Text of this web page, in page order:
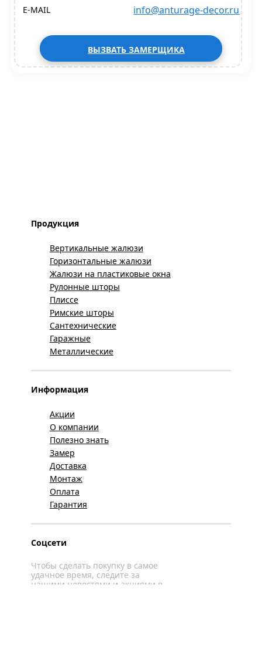
E-MAIL info@anturage-decor.ru
ВЫЗВАТЬ ЗАМЕРЩИКА
Продукция
Вертикальные жалюзи
Горизонтальные жалюзи
Жалюзи на пластиковые окна
Рулонные шторы
Плиссе
Римские шторы
Сантехнические
Гаражные
Металлические
Информация
Акции
О компании
Полезно знать
Замер
Доставка
Монтаж
Оплата
Гарантия
Соцсети
Чтобы сделать покупку в самое
удачное время, следите за
нашими новостями и акциями в